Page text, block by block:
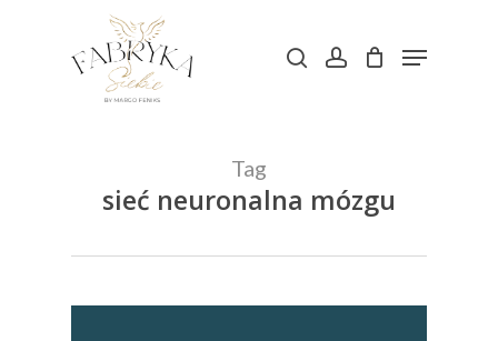
search accountMenu
Tag
sieć neuronalna mózgu